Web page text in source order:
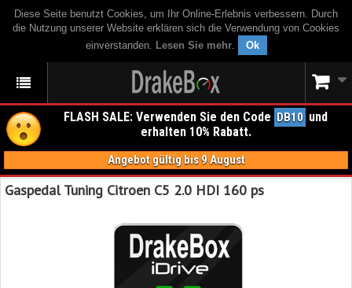
Diese Seite benutzt Cookies, um Ihr Online-Erlebnis verbessern. Durch
die Nutzung unserer Website erklären sich die Verwendung von Cookies
einverstanden. Lesen Sie mehr. Ok
FLASH SALE: Verwenden Sie den Code DB10 und
erhalten 10% Rabatt.
Angebot gültig bis 9 August
Gaspedal Tuning Citroen C5 2.0 HDI 160 ps